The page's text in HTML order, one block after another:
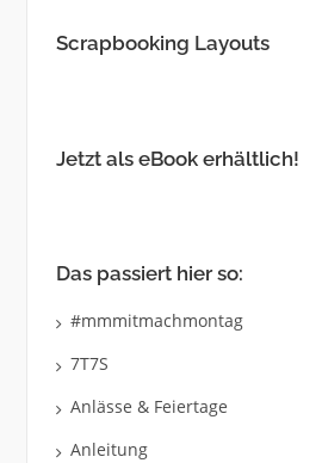
Scrapbooking Layouts
Jetzt als eBook erhältlich!
Das passiert hier so:
#mmmitmachmontag
7T7S
Anlässe & Feiertage
Anleitung